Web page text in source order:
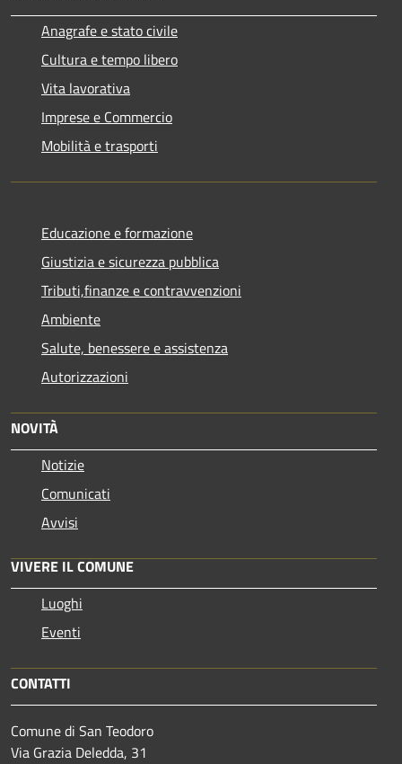
Anagrafe e stato civile
Cultura e tempo libero
Vita lavorativa
Imprese e Commercio
Mobilità e trasporti
Educazione e formazione
Giustizia e sicurezza pubblica
Tributi,finanze e contravvenzioni
Ambiente
Salute, benessere e assistenza
Autorizzazioni
NOVITÀ
Notizie
Comunicati
Avvisi
VIVERE IL COMUNE
Luoghi
Eventi
CONTATTI
Comune di San Teodoro
Via Grazia Deledda, 31